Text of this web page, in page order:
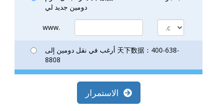
دومين جديد لي
www.
أرغب في نقل دومين إلى 天下数据：400-638-
8808